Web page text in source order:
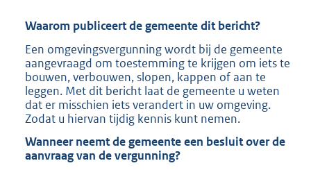
b
Waarom publiceert de gemeente dit bericht?
Een omgevingsvergunning wordt bij de gemeente
aangevraagd om toestemming te krijgen om iets te
bouwen, verbouwen, slopen, kappen of aan te
leggen. Met dit bericht laat de gemeente u weten
dat er misschien iets verandert in uw omgeving.
Zodat u hiervan tijdig kennis kunt nemen.
Wanneer neemt de gemeente een besluit over de
aanvraag van de vergunning?